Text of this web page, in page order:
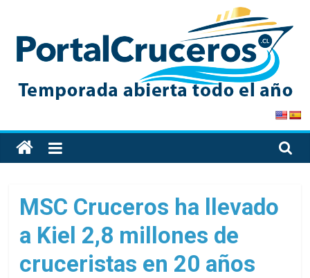
content
PortalCruceros
Toda
la
de
cruceros
en
un
solo
MSC Cruceros ha llevado
a Kiel 2,8 millones de
cruceristas en 20 años